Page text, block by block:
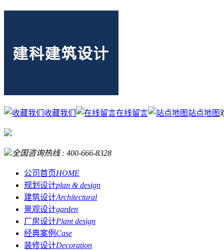
收藏我们 在线留言 站点地图
全国咨询热线 : 400-666-8328
公司首页HOME
规划设计plan & design
建筑设计Architectural
景观设计garden
厂房设计Plant design
经典案例 Case
装修设计Decoration